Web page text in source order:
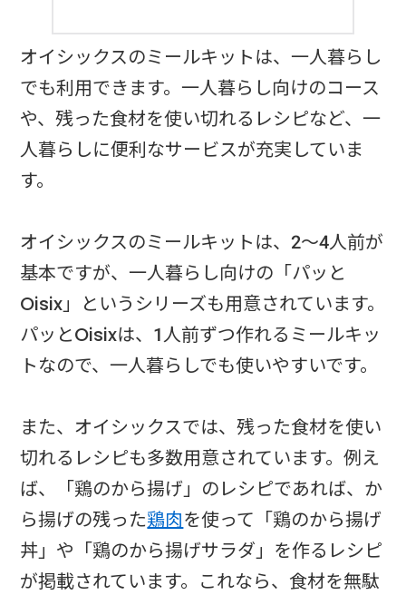
オイシックスのミールキットは、一人暮らし
でも利用できます。一人暮らし向けのコース
や、残った食材を使い切れるレシピなど、一
人暮らしに便利なサービスが充実していま
す。
オイシックスのミールキットは、2〜4人前が
基本ですが、一人暮らし向けの「パッと
Oisix」というシリーズも用意されています。
パッとOisixは、1人前ずつ作れるミールキッ
トなので、一人暮らしでも使いやすいです。
また、オイシックスでは、残った食材を使い
切れるレシピも多数用意されています。例え
ば、「鶏のから揚げ」のレシピであれば、か
ら揚げの残った鶏肉を使って「鶏のから揚げ
丼」や「鶏のから揚げサラダ」を作るレシピ
が掲載されています。これなら、食材を無駄